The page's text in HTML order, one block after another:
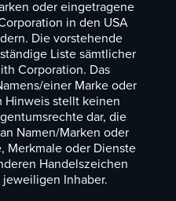
oder eingetragene
in den USA
Die vorstehende
Liste sämtlicher
Corporation. Das
einer Marke oder
Hinweis stellt keinen
dar, die
Namen/Marken oder
Merkmale oder Dienste
Handelszeichen
Inhaber.